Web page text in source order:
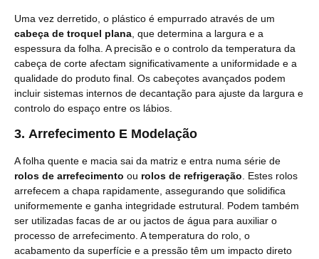
Uma vez derretido, o plástico é empurrado através de um
cabeça de troquel plana , que determina a largura e a
espessura da folha. A precisão e o controlo da temperatura da
cabeça de corte afectam significativamente a uniformidade e a
qualidade do produto final. Os cabeçotes avançados podem
incluir sistemas internos de decantação para ajuste da largura e
controlo do espaço entre os lábios.
3. Arrefecimento E Modelação
A folha quente e macia sai da matriz e entra numa série de
rolos de arrefecimento ou rolos de refrigeração. Estes rolos
arrefecem a chapa rapidamente, assegurando que solidifica
uniformemente e ganha integridade estrutural. Podem também
ser utilizadas facas de ar ou jactos de água para auxiliar o
processo de arrefecimento. A temperatura do rolo, o
acabamento da superfície e a pressão têm um impacto direto